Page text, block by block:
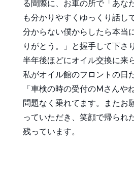
る間際に、お車の所で「あな
も分かりやすくゆっくり話し
分からない僕からしたら本当
りがとう。」と握手して下さ
半年後ほどにオイル交換に来
私がオイル館のフロントの日
「車検の時の受付のMさんや
問題なく乗れてます。またお
っていただき、笑顔で帰られ
残っています。